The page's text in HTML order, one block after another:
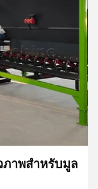
ภาพสำหรับมูล